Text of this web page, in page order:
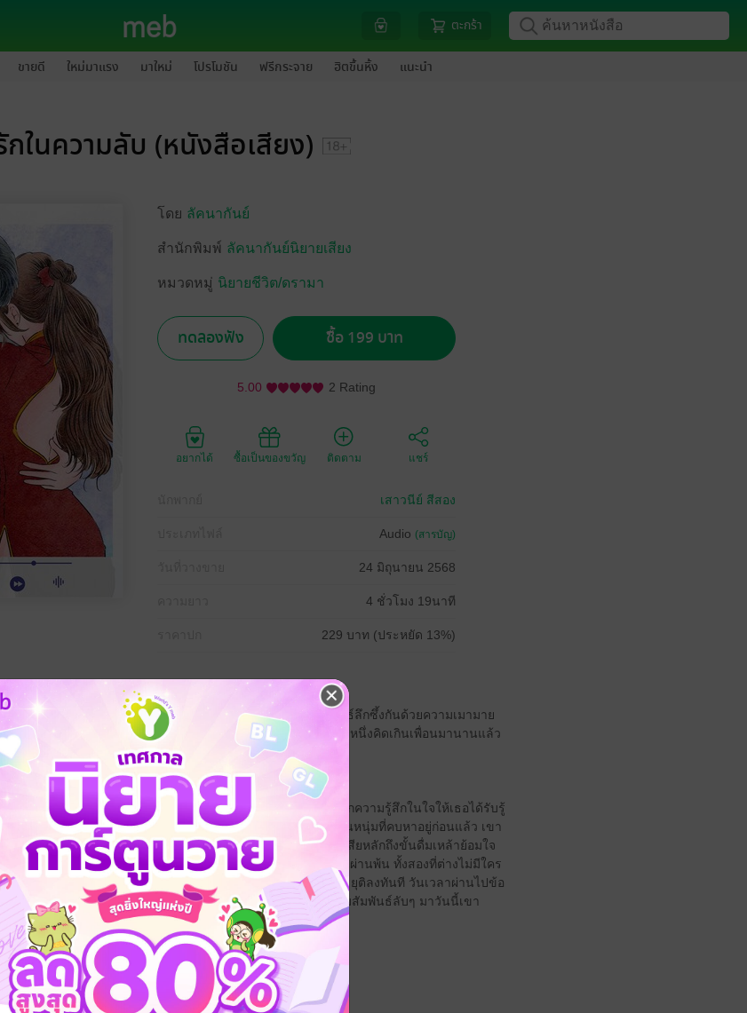
ตะกร้า
ขายดี ใหม่มาแรง มาใหม่ โปรโมชัน ฟรีกระจาย ฮิตขึ้นหิ้ง แนะนำ
กในความลับ (หนังสือเสียง)
โดย ลัคนากันย์
สำนักพิมพ์ ลัคนากันย์นิยายเสียง
หมวดหมู่ นิยายชีวิต/ดรามา
ทดลองฟัง ซื้อ 199 บาท
5.00 2 Rating
อยากได้ ซื้อเป็นของขวัญ ติดตาม แชร์
เสาวนีย์ สีสอง
Audio (สารบัญ)
24 มิถุนายน 2568
4 ชั่วโมง 19นาที
229 บาท (ประหยัด 13%)
สนิทระหว่างเขากับเธอโดยสิ้นเชิง ตั้งแต่เผลอไผลมีความสัมพันธ์ลึกซึ้งกันด้วยความเมามาย
นคู่นอน...เป็นคนในความลับของกันและกัน ใครเลยจะคิดว่ามีฝ่ายหนึ่งคิดเกินเพื่อนมานานแล้ว
แต่สมัยเรียน แต่ด้วยสถานะ เพื่อน ค้ำคอ ชายหนุ่มจึงไม่คิดจะบอกความรู้สึกในใจให้เธอได้รับรู้
น้ำมัน ชายหนุ่มหลงรักเพื่อนสนิทมากขึ้นทุกทีๆ เสียแต่ว่าเธอมีแฟนหนุ่มที่คบหาอยู่ก่อนแล้ว เขา
านล้ำนั้นเอาไว้ตามลำพัง จวบจนวริศราถูกคนรักนอกใจ ฟูมฟายเสียหลักถึงขั้นดื่มเหล้าย้อมใจ
การมีสัมพันธ์ลึกซึ้งกับเพื่อนสนิทที่คอยปลอบใจอย่างเขา ค่ำคืนนั้นผ่านพ้น ทั้งสองที่ต่างไม่มีใคร
ไม่มีสิทธิ์หึงหวง และหากเจอคนที่ใช่เมื่อใด ความสัมพันธ์ลับนี้จะยุติลงทันที วันเวลาผ่านไปข้อ
นที่บอกว่าจะไม่หึงไม่หวง มาวันนี้กลับหึงจนเลือดขึ้นหน้า จากความสัมพันธ์ลับๆ มาวันนี้เขา
ป็นของเขาเท่านั้น และเขานี่แหละที่เป็นคนแรกคนเดียวของเธอ!